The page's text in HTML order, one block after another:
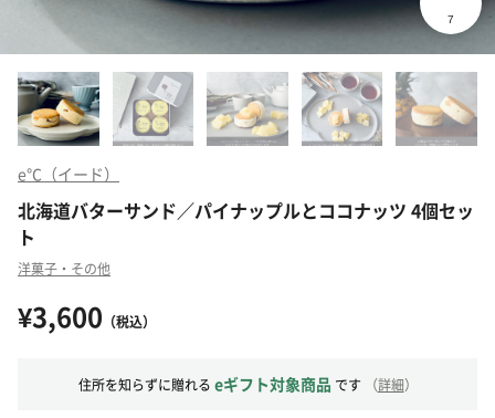
e℃（イード）
北海道バターサンド／パイナップルとココナッツ 4個セッ
ト
洋菓子・その他
¥3,600 （税込）
住所を知らずに贈れる eギフト対象商品 です （詳細）